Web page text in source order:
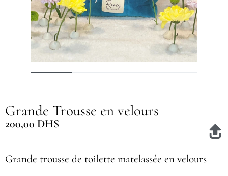
Grande Trousse en velours
200,00 DHS
Grande trousse de toilette matelassée en velours